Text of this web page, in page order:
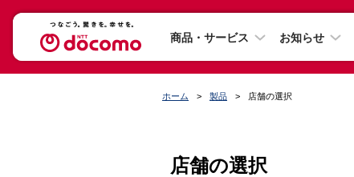
商品・サービス お知らせ
ホーム 製品 店舗の選択
店舗の選択